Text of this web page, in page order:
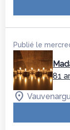
Publié le
81